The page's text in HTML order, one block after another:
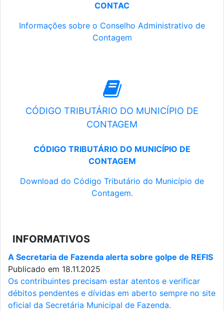
CONTAC
Informações sobre o Conselho Administrativo de
Contagem
CÓDIGO TRIBUTÁRIO DO MUNICÍPIO DE
CONTAGEM
CÓDIGO TRIBUTÁRIO DO MUNICÍPIO DE
CONTAGEM
Download do Código Tributário do Município de
Contagem.
INFORMATIVOS
A Secretaria de Fazenda alerta sobre golpe de REFIS
Publicado em 18.11.2025
Os contribuintes precisam estar atentos e verificar
débitos pendentes e dívidas em aberto sempre no site
oficial da Secretária Municipal de Fazenda.